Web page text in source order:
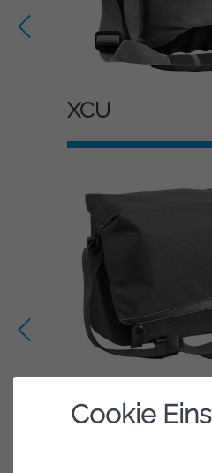
XCU
WEITERLESEN
Madrid Two
Cookie